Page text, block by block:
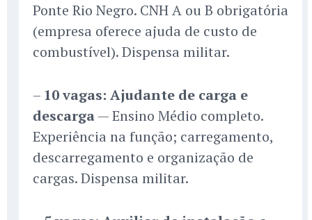
Ponte Rio Negro. CNH A ou B obrigatória
(empresa oferece ajuda de custo de
combustível). Dispensa militar.
– 10 vagas: Ajudante de carga e
descarga— Ensino Médio completo.
Experiência na função; carregamento,
descarregamento e organização de
cargas. Dispensa militar.